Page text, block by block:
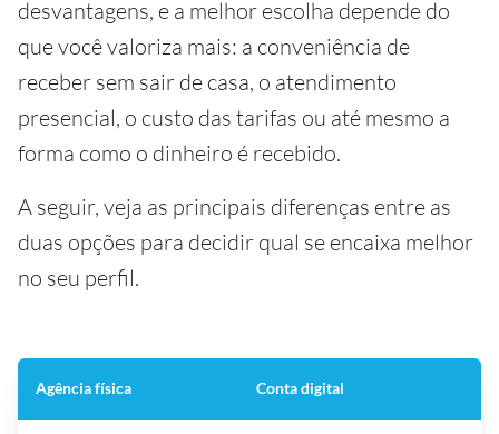
desvantagens, e a melhor escolha depende do
que você valoriza mais: a conveniência de
receber sem sair de casa, o atendimento
presencial, o custo das tarifas ou até mesmo a
forma como o dinheiro é recebido.
A seguir, veja as principais diferenças entre as
duas opções para decidir qual se encaixa melhor
no seu perfil.
Agência física Conta digital